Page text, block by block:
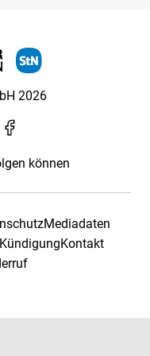
2026
können
Mediadaten
KündigungKontakt